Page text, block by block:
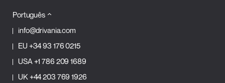
Português
info@drivania.com
EU +34 93 176 0215
USA +1 786 209 1689
UK +44 203 769 1926